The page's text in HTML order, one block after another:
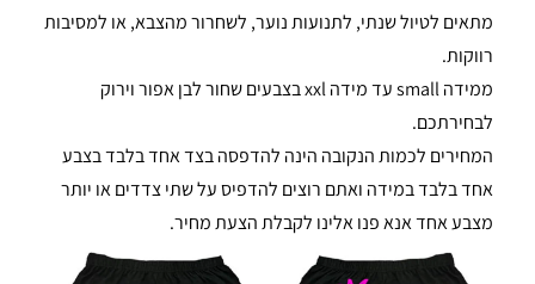
מתאים לטיול שנתי, לתנועות נוער, לשחרור מהצבא, או למסיבות
רווקות.
ממידה small עד מידה xxl בצבעים שחור לבן אפור וירוק
לבחירתכם.
המחירים לכמות הנקובה הינה להדפסה בצד אחד בלבד בצבע
אחד בלבד במידה ואתם רוצים להדפיס על שתי צדדים או יותר
מצבע אחד אנא פנו אלינו לקבלת הצעת מחיר.